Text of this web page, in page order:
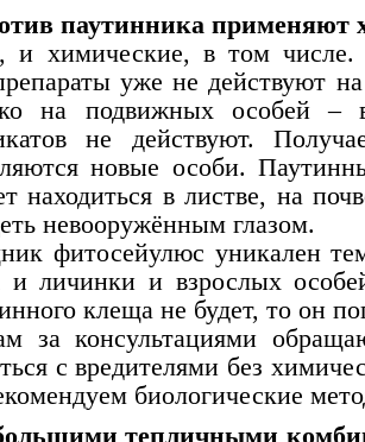
паутинника применяют
и химические, в том числе.
уже не действуют на
на подвижных особей –
не действуют.
новые особи.
находиться в листве, на
невооружённым глазом.
фитосейулюс уникален
и личинки и взрослых
клеща не будет, то он
за консультациями
с вредителями без
биологические
тепличными